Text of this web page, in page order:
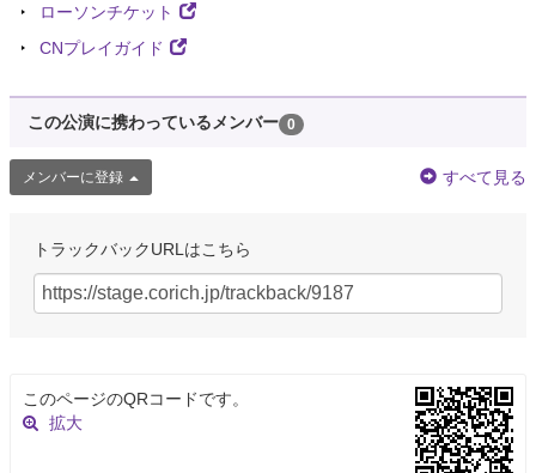
ローソンチケット
CNプレイガイド
この公演に携わっているメンバー 0
メンバーに登録 すべて見る
トラックバックURLはこちら
このページのQRコードです。
拡大